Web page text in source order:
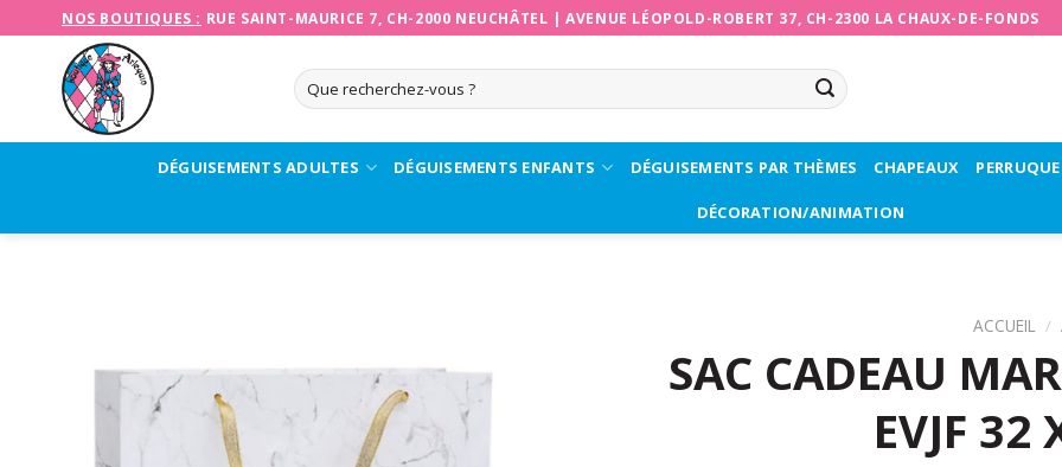
to
content
NOS BOUTIQUES : RUE SAINT-MAURICE 7, CH-2000 NEUCHÂTEL |AVENUE LÉOPOLD-ROBERT 37, CH-2300 LA CHAUX-DE-FONDS
Recherche
pour :
DÉGUISEMENTS ADULTES DÉGUISEMENTS ENFANTS DÉGUISEMENTS PAR THÈMES CHAPEAUX
DÉCORATION/ANIMATION
ACCUEIL /
SAC CADEAU
EVJF 32